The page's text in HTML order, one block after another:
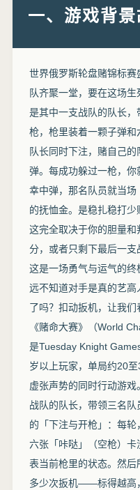
一、游戏背景
世界俄罗斯轮盘赌锦标
队齐聚一堂，要在这场
是其中一支战队的队长
枪，枪里装着一颗子弹
队长同时下注，赌自己
弹。每成功躲过一枪，
幸中弹，那名队员就当
的抚恤金。是稳扎稳打少
这完全取决于你的胆量
分，或者只剩下最后一支
这是一场勇气与运气的
远不知道对手是真的艺
了吗？扣动扳机，让我们
《赌命大赛》（World
是Tuesday Knight
岁以上玩家，单局约20
虚张声势的同时行动游
战队的队长，带领三名
的「下注与开枪」：每
六张「咔哒」（空枪）
表当前枪里的状态。然
多少次扳机——标得越高